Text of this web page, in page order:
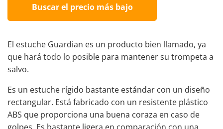
Buscar el precio más bajo
El estuche Guardian es un producto bien llamado, ya
que hará todo lo posible para mantener su trompeta a
salvo.
Es un estuche rígido bastante estándar con un diseño
rectangular. Está fabricado con un resistente plástico
ABS que proporciona una buena coraza en caso de